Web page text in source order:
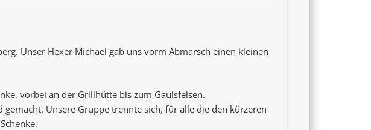
Unser Hexer Michael gab uns vorm Abmarsch einen kleinen
vorbei an der Grillhütte bis zum Gaulsfelsen.
Unsere Gruppe trennte sich, für alle die den kürzeren